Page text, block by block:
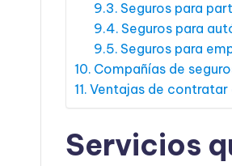
Seguros para
Seguros para
Seguros para
Compañías de
Ventajas de contratar
Servicios